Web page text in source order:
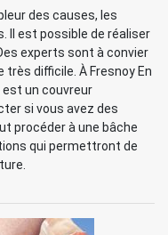
des causes, les
Il est possible de réaliser
experts sont à convier
difficile. À Fresnoy En
est un couvreur
si vous avez des
procéder à une bâche
qui permettront de